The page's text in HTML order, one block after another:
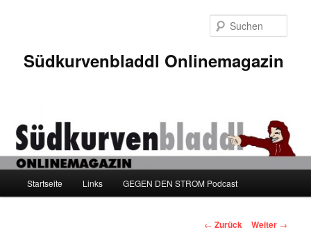
Südkurvenbladdl Onlinemagazin
Startseite Links GEGEN DEN STROM Podcast
Beitragsnavigation
← Zurück Weiter →